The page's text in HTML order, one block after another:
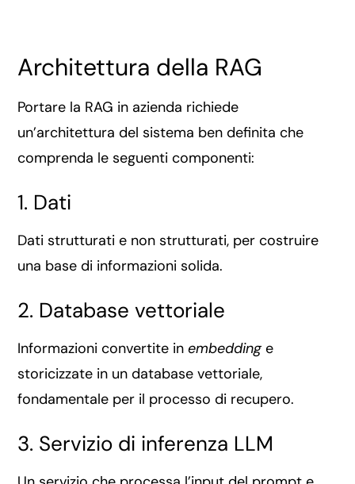
Architettura della RAG
Portare la RAG in azienda richiede
un’architettura del sistema ben definita che
comprenda le seguenti componenti:
1. Dati
Dati strutturati e non strutturati, per costruire
una base di informazioni solida.
2. Database vettoriale
Informazioni convertite inembeddinge
storicizzate in un database vettoriale,
fondamentale per il processo di recupero.
3. Servizio di inferenza LLM